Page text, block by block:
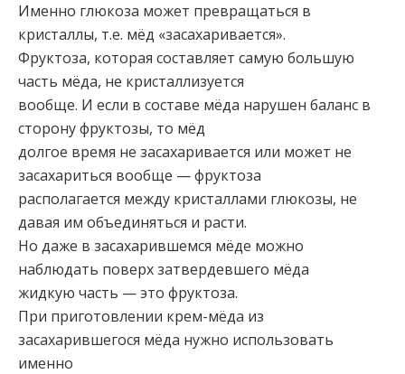
Именно глюкоза может превращаться в
кристаллы, т.е. мёд «засахаривается».
Фруктоза, которая составляет самую большую
часть мёда, не кристаллизуется
вообще. И если в составе мёда нарушен баланс в
сторону фруктозы, то мёд
долгое время не засахаривается или может не
засахариться вообще — фруктоза
располагается между кристаллами глюкозы, не
давая им объединяться и расти.
Но даже в засахарившемся мёде можно
наблюдать поверх затвердевшего мёда
жидкую часть — это фруктоза.
При приготовлении крем-мёда из
засахарившегося мёда нужно использовать
именно